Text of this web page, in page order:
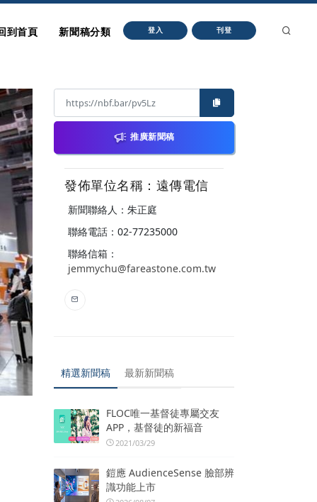
到首頁 新聞稿分類 登入 刊登
推廣新聞稿
發佈單位名稱：遠傳電信
新聞聯絡人：朱正庭
聯絡電話：02-77235000
聯絡信箱：
jemmychu@fareastone.com.tw
精選新聞稿 最新新聞稿
FLOC唯一基督徒專屬交友
APP，基督徒的新福音
2021/03/29
鎧應 AudienceSense 臉部辨
識功能上市